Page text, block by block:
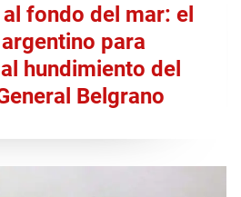
fondo del mar: el
para
hundimiento del
Belgrano